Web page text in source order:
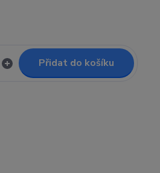
Přidat do košíku